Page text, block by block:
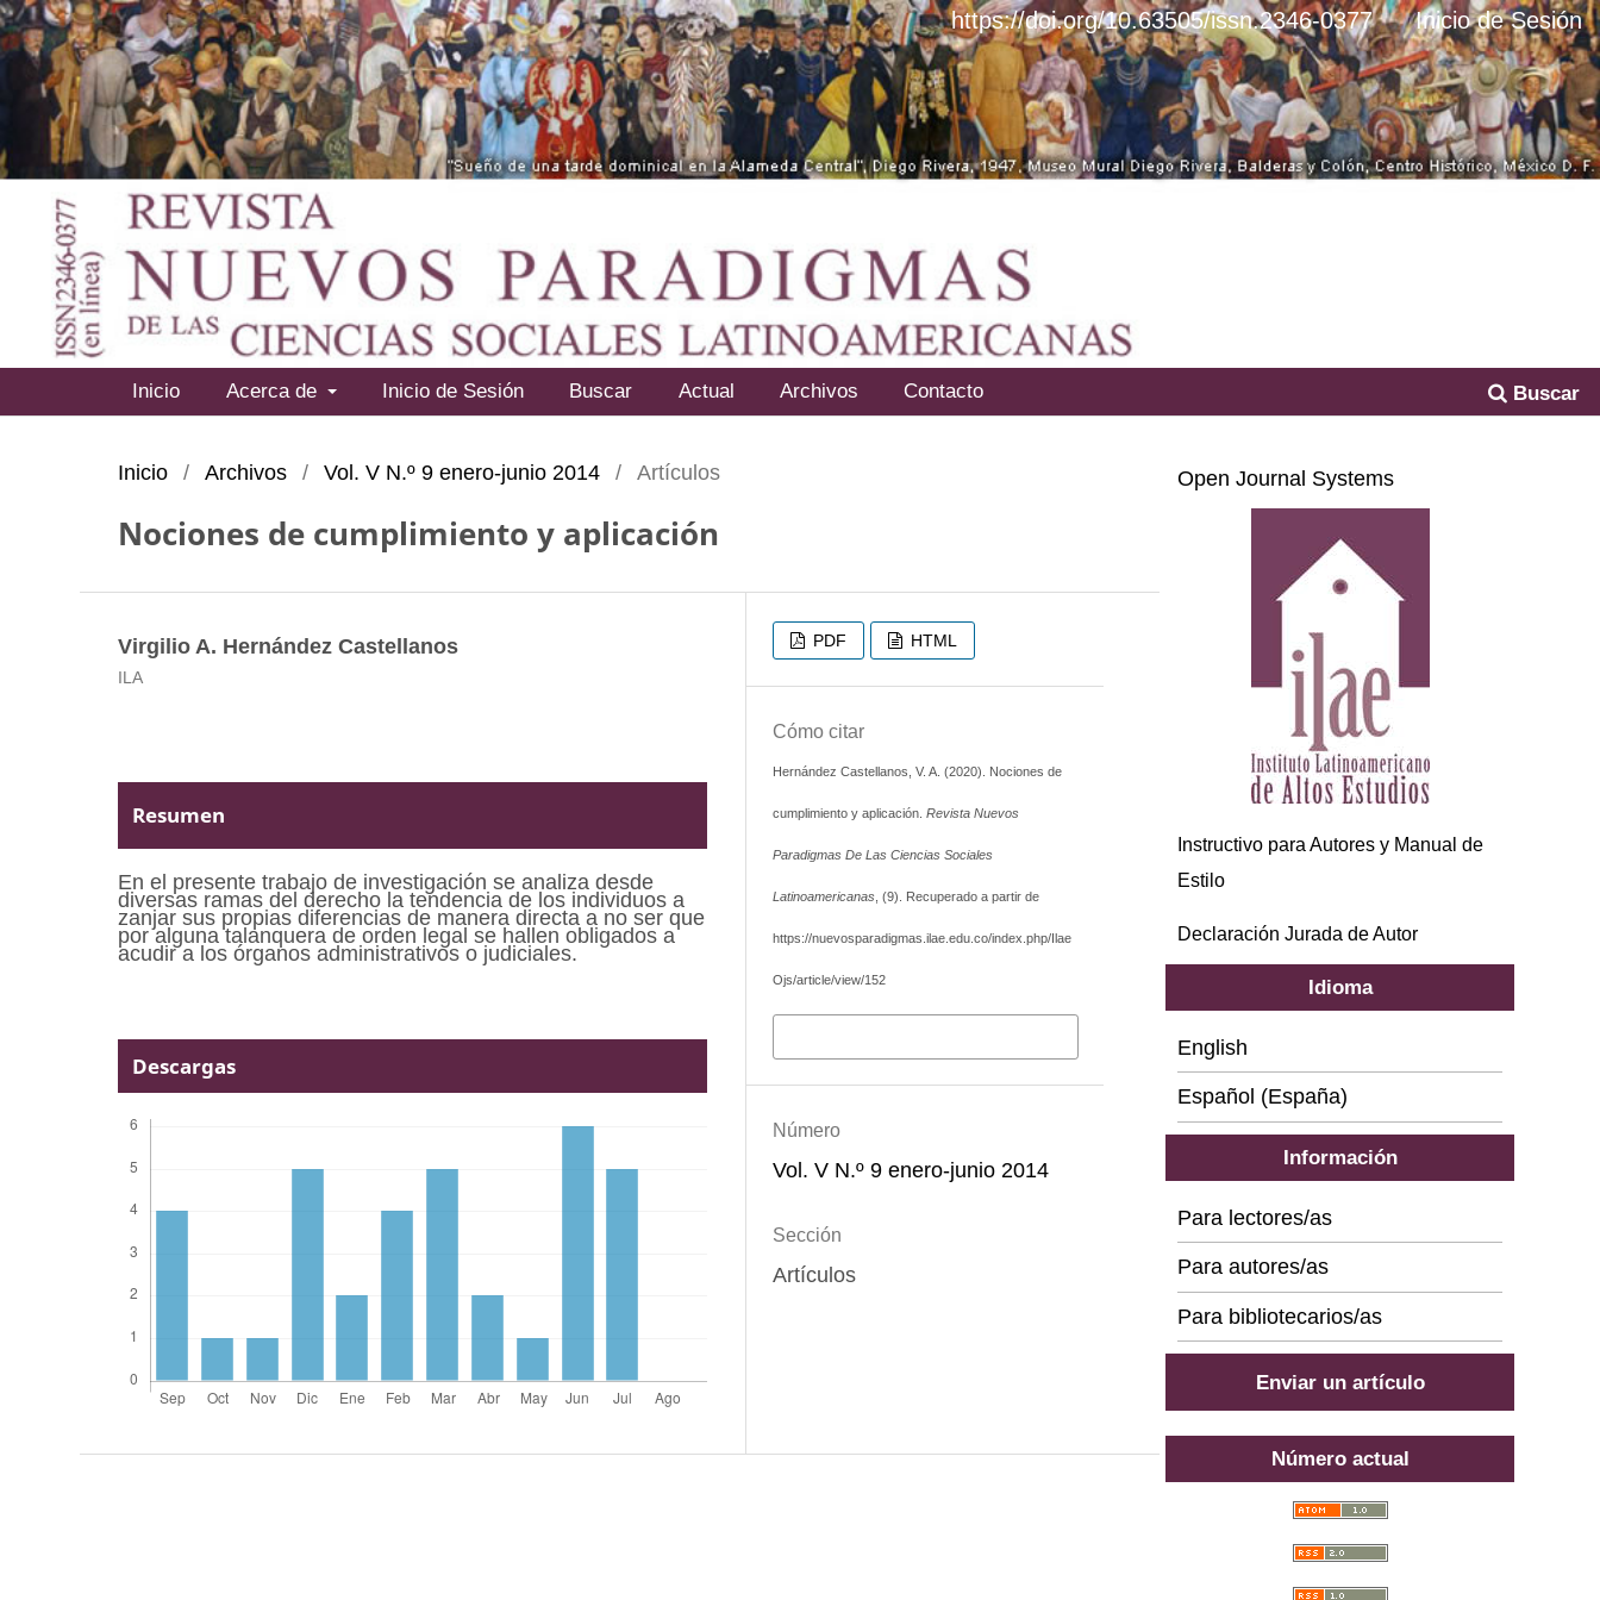
Inicio Acerca de Inicio de Sesión Buscar Actual Archivos Contacto Buscar
https://doi.org/10.63505/issn.2346-0377 Inicio de Sesión
Inicio / Archivos / Vol. V N.º 9 enero-junio 2014 / Artículos
Nociones de cumplimiento y aplicación
Virgilio A. Hernández Castellanos
ILA
Resumen
En el presente trabajo de investigación se analiza desde
diversas ramas del derecho la tendencia de los individuos a
zanjar sus propias diferencias de manera directa a no ser que
por alguna talanquera de orden legal se hallen obligados a
acudir a los órganos administrativos o judiciales.
Descargas
PDF HTML
Cómo citar
Hernández Castellanos, V. A. (2020). Nociones de
cumplimiento y aplicación. Revista Nuevos
Paradigmas De Las Ciencias Sociales
Latinoamericanas, (9). Recuperado a partir de
https://nuevosparadigmas.ilae.edu.co/index.php/Ilae
Ojs/article/view/152
Número
Vol. V N.º 9 enero-junio 2014
Sección
Artículos
Open Journal Systems
Instructivo para Autores y Manual de
Estilo
Declaración Jurada de Autor
Idioma
English
Español (España)
Información
Para lectores/as
Para autores/as
Para bibliotecarios/as
Enviar un artículo
Número actual